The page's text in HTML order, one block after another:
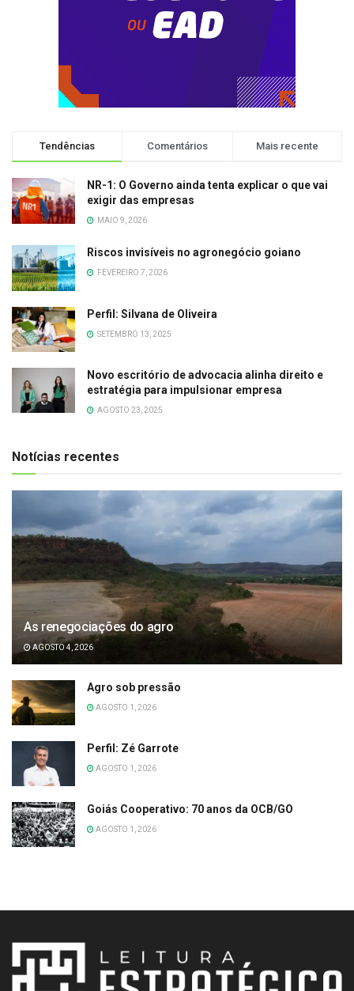
Tendências Comentários Mais recente
NR-1: O Governo ainda tenta explicar o que vai
exigir das empresas
MAIO 9, 2026
Riscos invisíveis no agronegócio goiano
FEVEREIRO 7, 2026
Perfil: Silvana de Oliveira
SETEMBRO 13, 2025
Novo escritório de advocacia alinha direito e
estratégia para impulsionar empresa
AGOSTO 23, 2025
Notícias recentes
As renegociações do agro
AGOSTO 4, 2026
Agro sob pressão
AGOSTO 1, 2026
Perfil: Zé Garrote
AGOSTO 1, 2026
Goiás Cooperativo: 70 anos da OCB/GO
AGOSTO 1, 2026